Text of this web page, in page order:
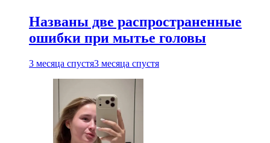
Названы две распространенные
ошибки при мытье головы
3 месяца спустя3 месяца спустя